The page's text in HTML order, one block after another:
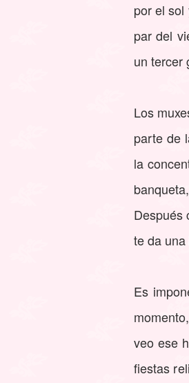
por el
par del
un tercer
Los
parte de
la
Después
te da
Es
veo ese
fiestas